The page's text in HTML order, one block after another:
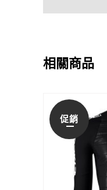
相關商品
促銷